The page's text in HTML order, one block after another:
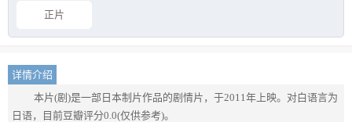
正片
详情介绍
本片(剧)是一部日本制片作品的剧情片，于2011年上映。对白语言为
日语，目前豆瓣评分0.0(仅供参考)。